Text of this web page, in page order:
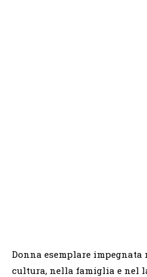
Donna esemplare
cultura, nella famiglia e nel